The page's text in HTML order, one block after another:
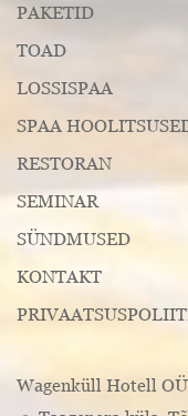
PAKETID
TOAD
LOSSISPAA
SPAA
RESTORAN
SEMINAR
SÜNDMUSED
KONTAKT
Wagenküll Hotell OÜ